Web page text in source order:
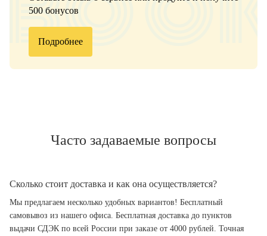
500 бонусов
Подробнее
Часто задаваемые вопросы
Сколько стоит доставка и как она осуществляется?
Мы предлагаем несколько удобных вариантов! Бесплатный
самовывоз из нашего офиса. Бесплатная доставка до пунктов
выдачи СДЭК по всей России при заказе от 4000 рублей. Точная